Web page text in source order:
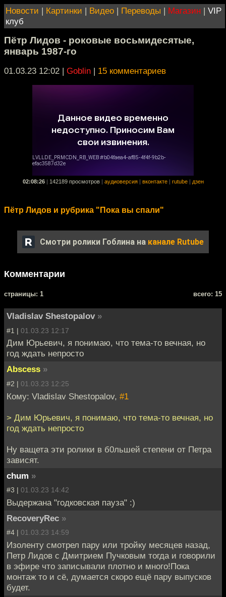
Новости | Картинки | Видео | Переводы | Магазин | VIP
клуб
Пётр Лидов - роковые восьмидесятые,
январь 1987-го
01.03.23 12:02 | Goblin | 15 комментариев
02:08:26 142189 просмотров аудиоверсия вконтакте rutube дзен
Пётр Лидов и рубрика "Пока вы спали"
Смотри ролики Гоблина на канале Rutube
Комментарии
cтраницы: 1 всего: 15
Vladislav Shestopalov »
#1 | 01.03.23 12:17
Дим Юрьевич, я понимаю, что тема-то вечная, но
год ждать непросто
Abscess »
#2 | 01.03.23 12:25
Кому: Vladislav Shestopalov, #1
> Дим Юрьевич, я понимаю, что тема-то вечная, но
год ждать непросто
Ну ващета эти ролики в б0льшей степени от Петра
зависят.
chum »
#3 | 01.03.23 14:42
Выдержана "годковская пауза" :)
RecoveryRec »
#4 | 01.03.23 14:59
Изоленту смотрел пару или тройку месяцев назад,
Петр Лидов с Дмитрием Пучковым тогда и говорили
в эфире что записывали плотно и много!Пока
монтаж то и сё, думается скоро ещё пару выпусков
будет.